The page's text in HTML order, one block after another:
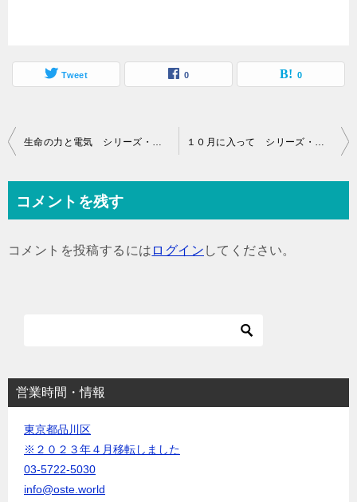
Tweet 0 0
投
ビ
生命の力と電気 シリーズ・オステオパシー １０月に入って シリーズ・オステオパシー
コメントを残す
コメントを投稿するには ログイン してください。
営業時間・情報
東京都品川区
※２０２３年４月移転しました
03-5722-5030
info@oste.world